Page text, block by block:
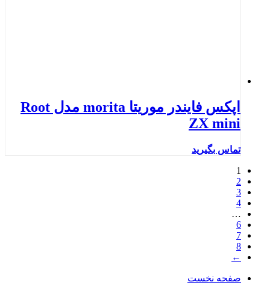
اپکس فایندر موریتا morita مدل Root
ZX mini
تماس بگیرید
1
2
3
4
…
6
7
8
←
صفحه نخست